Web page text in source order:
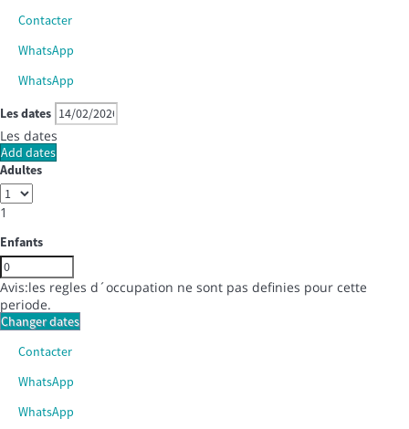
Contacter
WhatsApp
WhatsApp
Les dates
Les dates
Add dates
Adultes
1
Enfants
Avis:les regles d´occupation ne sont pas definies pour cette
periode.
Changer dates
Contacter
WhatsApp
WhatsApp